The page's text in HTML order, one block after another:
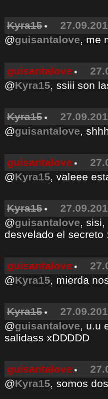
Kyra15
@guisantalove, me
guisantalove
@Kyra15, ssiii son
Kyra15
@guisantalove,
guisantalove
@Kyra15, valeee
Kyra15
@guisantalove, sisi,
desvelado el secreto
guisantalove
@Kyra15, mierda
Kyra15
@guisantalove, u.u
salidass xDDDDD
guisantalove
@Kyra15, somos